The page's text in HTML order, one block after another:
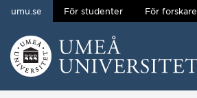
Hoppa direkt till innehållet
umu.se För studenter För forskare